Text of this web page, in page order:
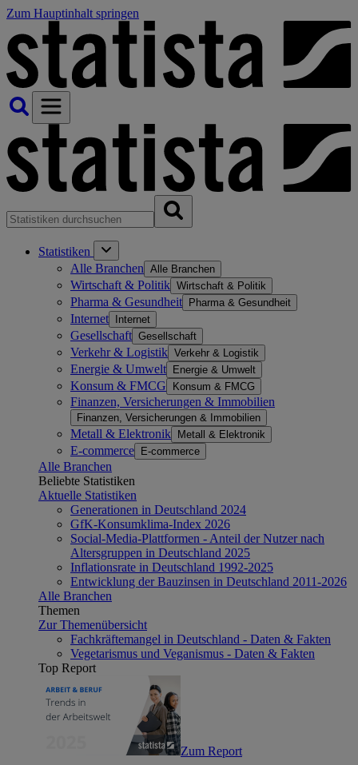
Zum Hauptinhalt springen
Statistiken
Alle Branchen Alle Branchen
Wirtschaft & Politik Wirtschaft & Politik
Pharma & Gesundheit Pharma & Gesundheit
Internet Internet
Gesellschaft Gesellschaft
Verkehr & Logistik Verkehr & Logistik
Energie & Umwelt Energie & Umwelt
Konsum & FMCG Konsum & FMCG
Finanzen, Versicherungen & Immobilien
Finanzen, Versicherungen & Immobilien
Metall & Elektronik Metall & Elektronik
E-commerce E-commerce
Alle Branchen
Beliebte Statistiken
Aktuelle Statistiken
Generationen in Deutschland 2024
GfK-Konsumklima-Index 2026
Social-Media-Plattformen - Anteil der Nutzer nach
Altersgruppen in Deutschland 2025
Inflationsrate in Deutschland 1992-2025
Entwicklung der Bauzinsen in Deutschland 2011-2026
Alle Branchen
Themen
Zur Themenübersicht
Fachkräftemangel in Deutschland - Daten & Fakten
Vegetarismus und Veganismus - Daten & Fakten
Top Report
Zum Report